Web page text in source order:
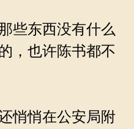
些东西没有什么
，也许陈书都不
悄悄在公安局附